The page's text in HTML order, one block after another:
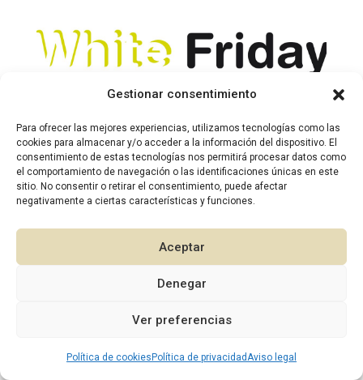
Gestionar consentimiento
Para ofrecer las mejores experiencias, utilizamos tecnologías como las
cookies para almacenar y/o acceder a la información del dispositivo. El
consentimiento de estas tecnologías nos permitirá procesar datos como
el comportamiento de navegación o las identificaciones únicas en este
sitio. No consentir o retirar el consentimiento, puede afectar
negativamente a ciertas características y funciones.
Aceptar
Denegar
Ver preferencias
Política de cookies Política de privacidadAviso legal